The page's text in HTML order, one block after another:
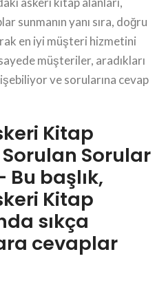
sunmanın yanı sıra, doğru
en iyi müşteri hizmetini
müşteriler, aradıkları
ve sorularına cevap
Kitap
Sorular
Bu başlık,
Kitap
sıkça
cevaplar